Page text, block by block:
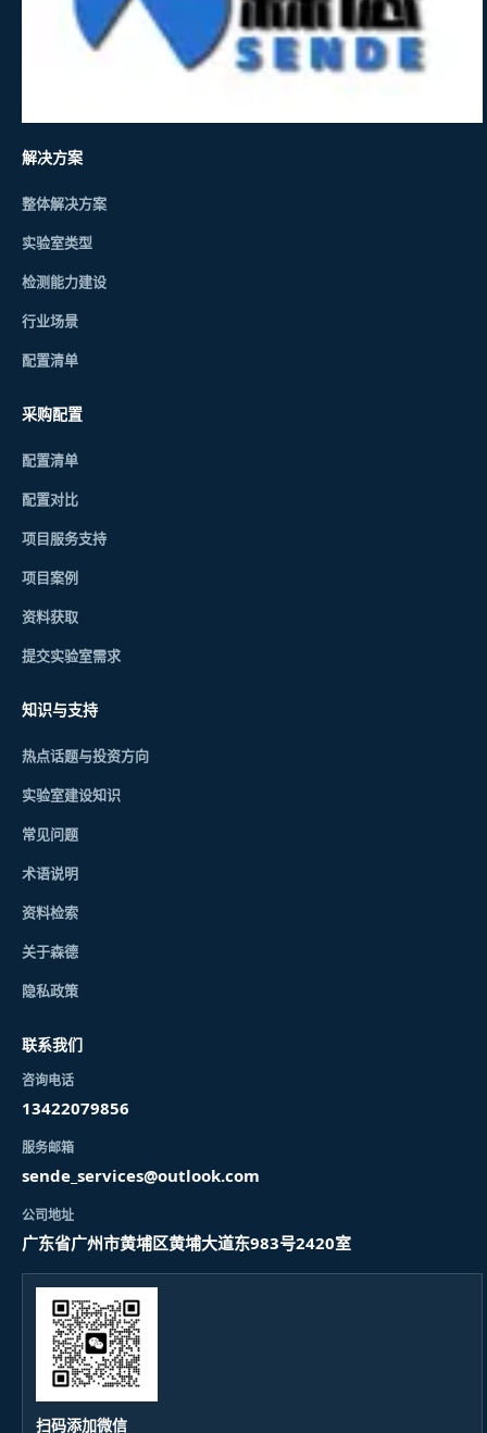
解决方案
整体解决方案
实验室类型
检测能力建设
行业场景
配置清单
采购配置
配置清单
配置对比
项目服务支持
项目案例
资料获取
提交实验室需求
知识与支持
热点话题与投资方向
实验室建设知识
常见问题
术语说明
资料检索
关于森德
隐私政策
联系我们
咨询电话
13422079856
服务邮箱
sende_services@outlook.com
公司地址
广东省广州市黄埔区黄埔大道东983号2420室
扫码添加微信